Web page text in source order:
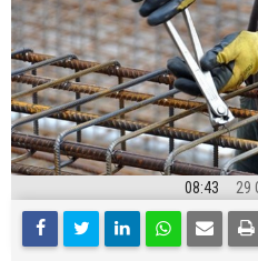
08:43 29